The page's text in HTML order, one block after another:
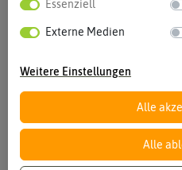
Vergrößern
Essenziell
Externe Medien
Weitere Einstellungen
Alle
Alle